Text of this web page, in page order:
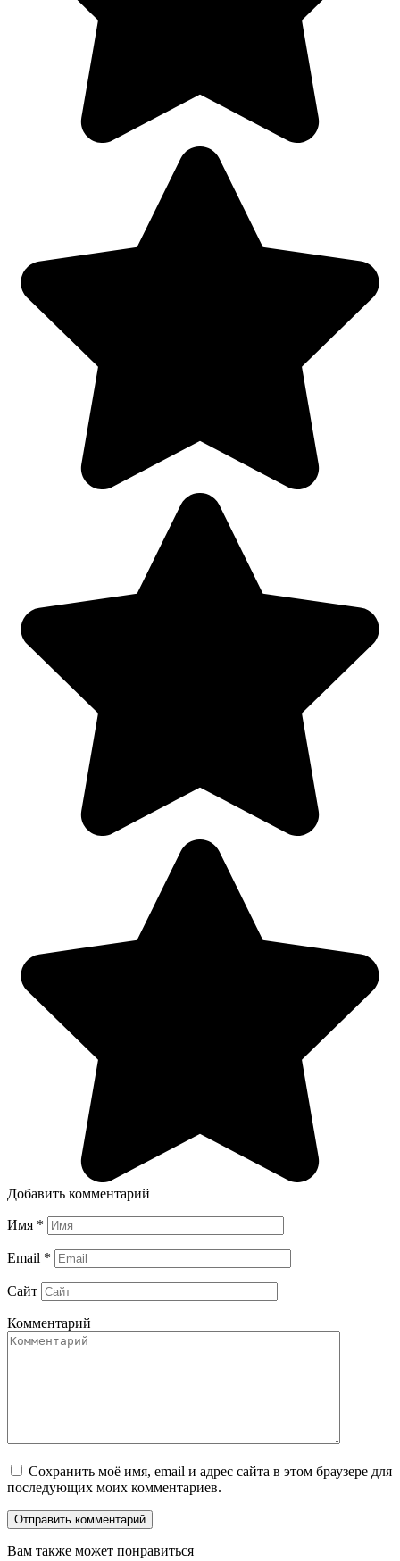
Добавить комментарий
Имя *
Email *
Сайт
Комментарий
Сохранить моё имя, email и адрес сайта в этом браузере для
последующих моих комментариев.
Вам также может понравиться